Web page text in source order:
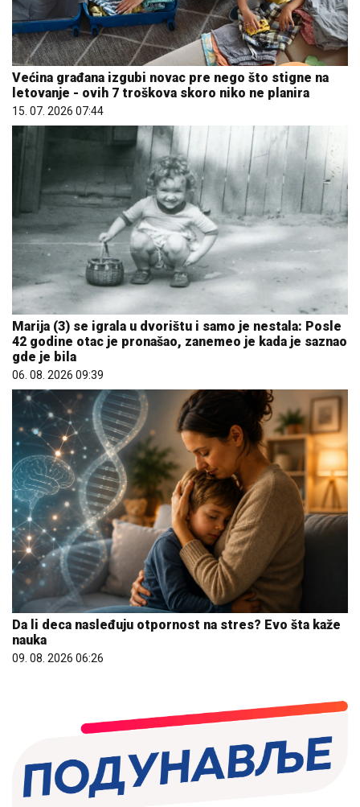
Većina građana izgubi novac pre nego što stigne na
letovanje - ovih 7 troškova skoro niko ne planira
15. 07. 2026 07:44
Marija (3) se igrala u dvorištu i samo je nestala: Posle
42 godine otac je pronašao, zanemeo je kada je saznao
gde je bila
06. 08. 2026 09:39
Da li deca nasleđuju otpornost na stres? Evo šta kaže
nauka
09. 08. 2026 06:26